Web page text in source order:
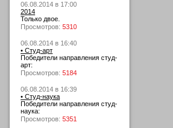
06.08.2014 в 17:00
2014
Только двое.
Просмотров: 5310
06.08.2014 в 16:40
• Студ-арт
Победители направления студ-
арт:
Просмотров: 5184
06.08.2014 в 16:39
• Студ-наука
Победители направления студ-
наука:
Просмотров: 5351